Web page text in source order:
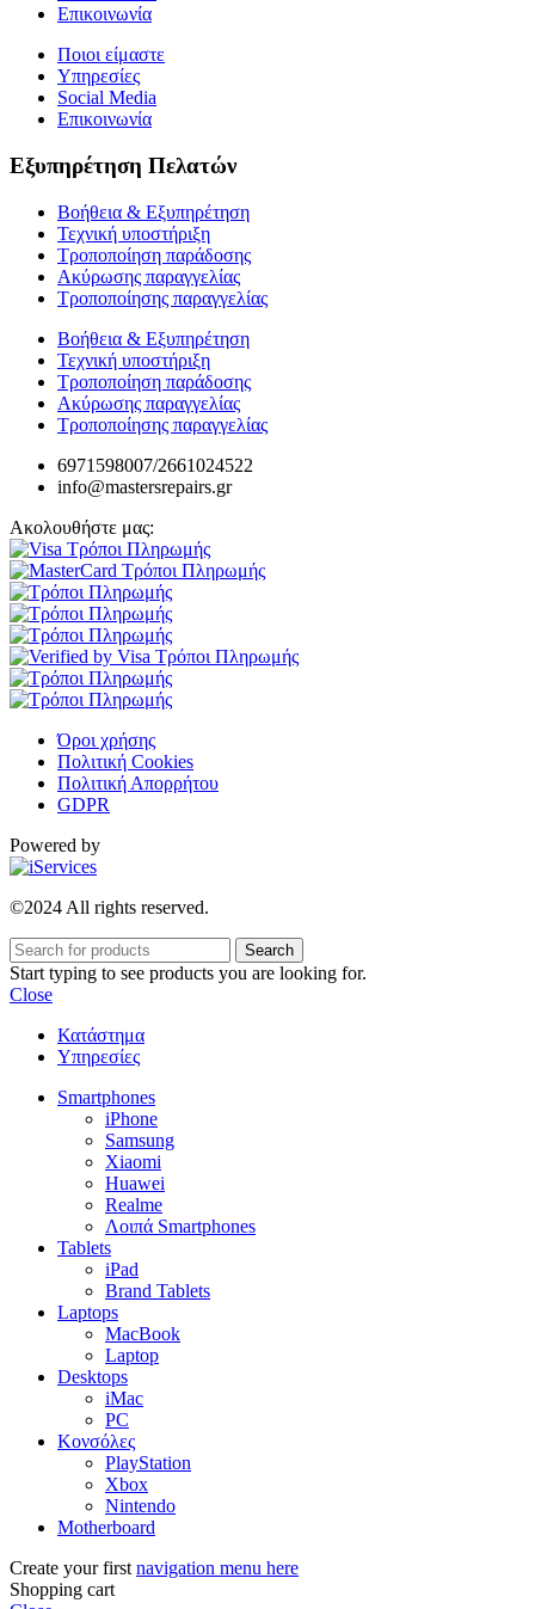
Επικοινωνία
Ποιοι είμαστε
Υπηρεσίες
Social Media
Επικοινωνία
Εξυπηρέτηση Πελατών
Βοήθεια & Εξυπηρέτηση
Τεχνική υποστήριξη
Τροποποίηση παράδοσης
Ακύρωσης παραγγελίας
Τροποποίησης παραγγελίας
Βοήθεια & Εξυπηρέτηση
Τεχνική υποστήριξη
Τροποποίηση παράδοσης
Ακύρωσης παραγγελίας
Τροποποίησης παραγγελίας
6971598007/2661024522
info@mastersrepairs.gr
Ακολουθήστε μας:
Όροι χρήσης
Πολιτική Cookies
Πολιτική Απορρήτου
GDPR
Powered by
©2024 All rights reserved.
Search
Start typing to see products you are looking for.
Close
Κατάστημα
Υπηρεσίες
Smartphones
iPhone
Samsung
Xiaomi
Huawei
Realme
Λοιπά Smartphones
Tablets
iPad
Brand Tablets
Laptops
MacBook
Laptop
Desktops
iMac
PC
Κονσόλες
PlayStation
Xbox
Nintendo
Motherboard
Create your first navigation menu here
Shopping cart